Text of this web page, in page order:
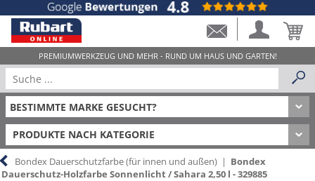
PRODUKTE NACH KATEGORIE
Bondex Dauerschutzfarbe (für innen und außen) | Bondex
Dauerschutz-Holzfarbe Sonnenlicht / Sahara 2,50 l - 329885